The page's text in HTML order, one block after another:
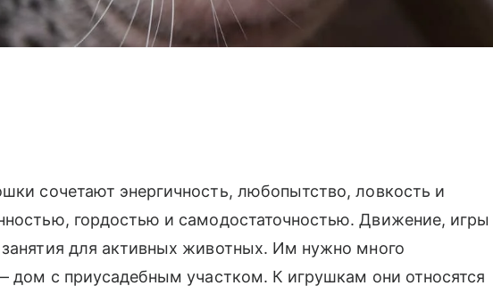
сочетают энергичность, любопытство, ловкость и
гордостью и самодостаточностью. Движение, игры
для активных животных. Им нужно много
дом с приусадебным участком. К игрушкам они относятся